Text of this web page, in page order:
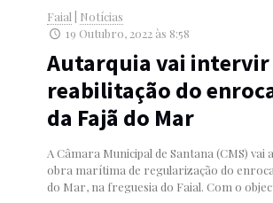
Faial
Notícias
19 Outubro, 2022 às 8:58
Autarquia vai intervir
reabilitação do
da Fajã do Mar
A Câmara Municipal de Santana (CMS) vai
obra marítima de regularização do
do Mar, na freguesia do Faial. Com o